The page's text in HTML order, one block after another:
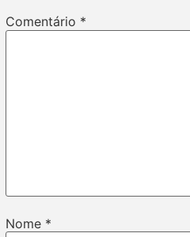
Comentário *
Nome *